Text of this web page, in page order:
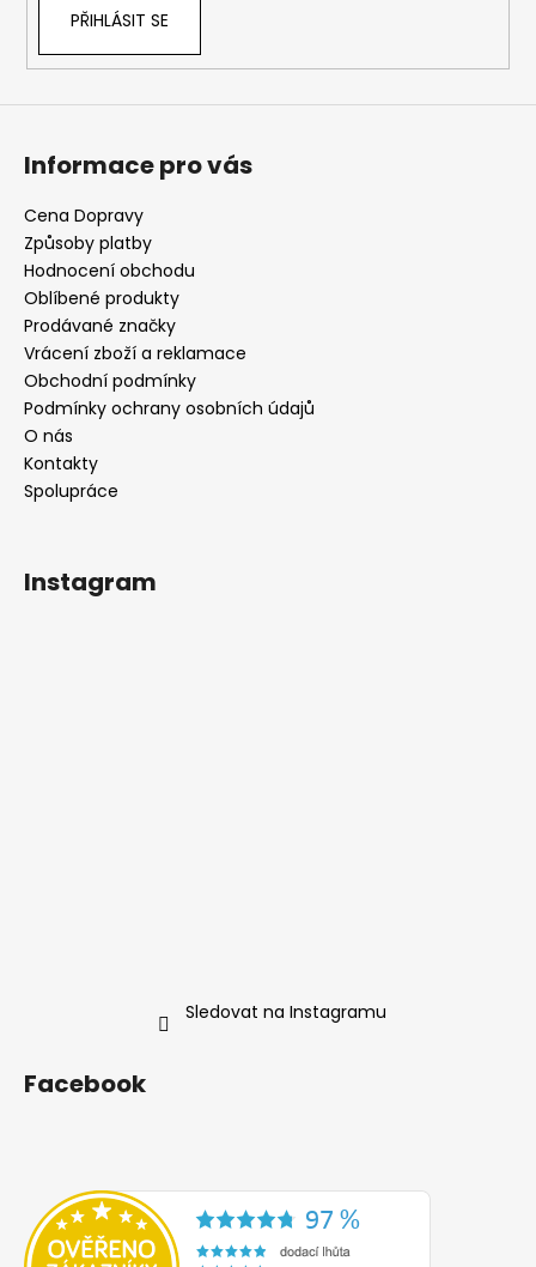
PŘIHLÁSIT SE
Informace pro vás
Cena Dopravy
Způsoby platby
Hodnocení obchodu
Oblíbené produkty
Prodávané značky
Vrácení zboží a reklamace
Obchodní podmínky
Podmínky ochrany osobních údajů
O nás
Kontakty
Spolupráce
Instagram
Sledovat na Instagramu
Facebook